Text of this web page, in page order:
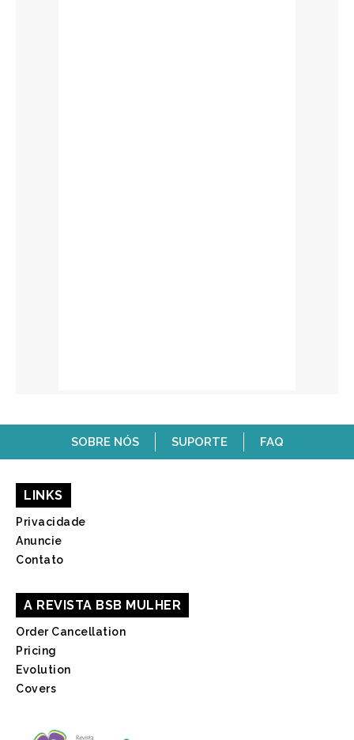
SOBRE NÓS SUPORTE FAQ
LINKS
Privacidade
Anuncie
Contato
A REVISTA BSB MULHER
Order Cancellation
Pricing
Evolution
Covers